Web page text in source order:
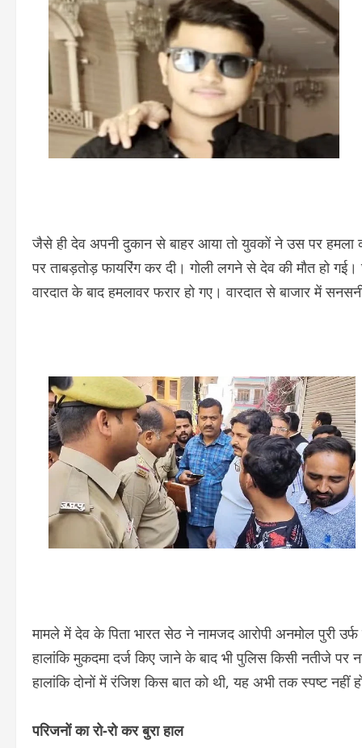
जैसे ही देव अपनी दुकान से बाहर आया तो युवकों ने उस पर
पर ताबड़तोड़ फायरिंग कर दी। गोली लगने से देव की मौत हो
वारदात के बाद हमलावर फरार हो गए। वारदात से बाजार में
मामले में देव के पिता भारत सेठ ने नामजद आरोपी अनमोल पुरी
हालांकि मुकदमा दर्ज किए जाने के बाद भी पुलिस किसी नतीजे
हालांकि दोनों में रंजिश किस बात को थी, यह अभी तक स्पष्ट नहीं
परिजनों का रो-रो कर बुरा हाल